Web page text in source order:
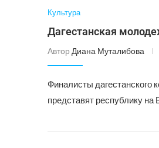
Культура
Дагестанская
Автор Диана Муталибова
Финалисты дагестанского
представят республику